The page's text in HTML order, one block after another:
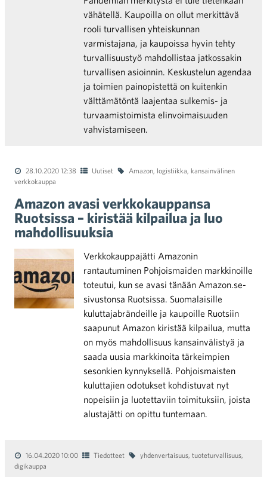
vähätellä. Kaupoilla on ollut merkittävä
rooli turvallisen yhteiskunnan
varmistajana, ja kaupoissa hyvin tehty
turvallisuustyö mahdollistaa jatkossakin
turvallisen asioinnin. Keskustelun agendaa
ja toimien painopistettä on kuitenkin
välttämätöntä laajentaa sulkemis- ja
turvaamistoimista elinvoimaisuuden
vahvistamiseen.
28.10.2020 12:38 Uutiset Amazon, logistiikka, kansainvälinen
verkkokauppa
Amazon avasi verkkokauppansa
Ruotsissa – kiristää kilpailua ja luo
mahdollisuuksia
Verkkokauppajätti Amazonin
rantautuminen Pohjoismaiden markkinoille
toteutui, kun se avasi tänään Amazon.se-
sivustonsa Ruotsissa. Suomalaisille
kuluttajabrändeille ja kaupoille Ruotsiin
saapunut Amazon kiristää kilpailua, mutta
on myös mahdollisuus kansainvälistyä ja
saada uusia markkinoita tärkeimpien
sesonkien kynnyksellä. Pohjoismaisten
kuluttajien odotukset kohdistuvat nyt
nopeisiin ja luotettaviin toimituksiin, joista
alustajätti on opittu tuntemaan.
16.04.2020 10:00 Tiedotteet yhdenvertaisuus, tuoteturvallisuus,
digikauppa